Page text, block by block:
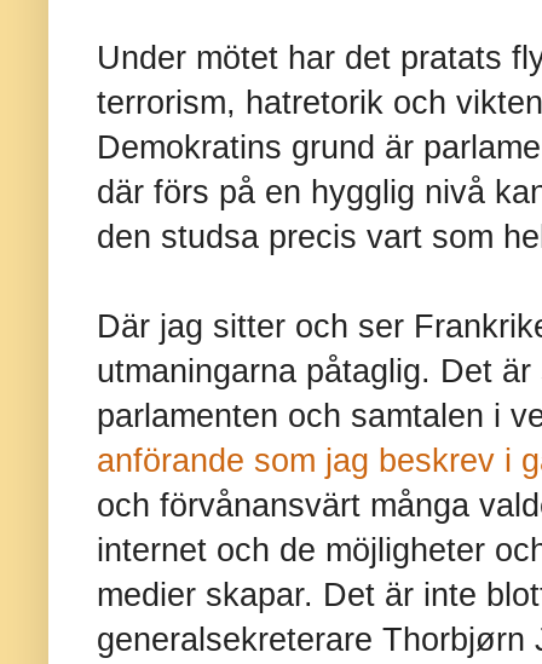
Under mötet har det pratats
terrorism, hatretorik och
Demokratins grund är
där förs på en hygglig nivå
den studsa precis vart som
Där jag sitter och ser
utmaningarna påtaglig. Det
parlamenten och samtalen i
anförande som jag beskrev i
och förvånansvärt många
internet och de möjligheter
medier skapar. Det är inte
generalsekreterare Thorbjørn